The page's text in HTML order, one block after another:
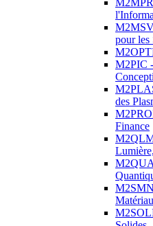
pour les
M2PIC
des
Finance